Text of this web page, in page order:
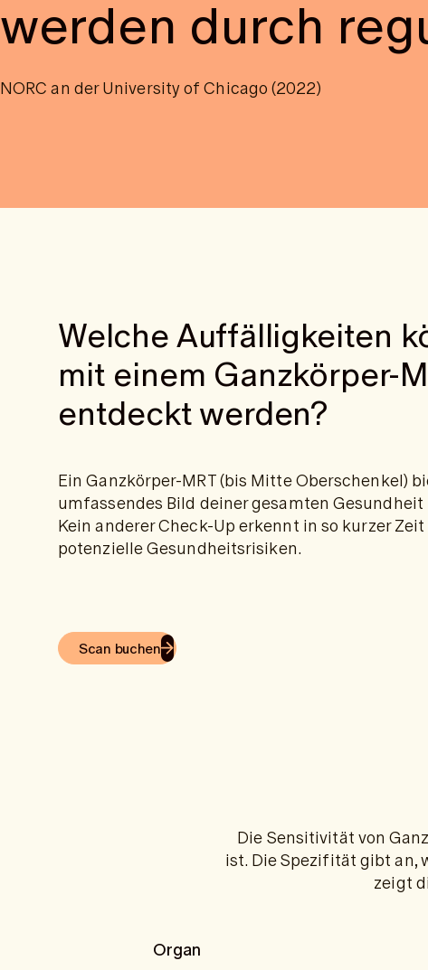
werden durch
NORC an der University of Chicago (2022)
Welche Auffälligkeiten
mit einem Ganzkörper-
entdeckt werden?
Ein Ganzkörper-MRT (bis Mitte Oberschenkel)
umfassendes Bild deiner gesamten
Kein anderer Check-Up erkennt in so kurzer
potenzielle Gesundheitsrisiken.
Scan buchen
Die Sensitivität von
ist. Die Spezifität gibt an,
zeigt
Organ